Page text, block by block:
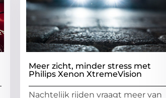
Meer zicht, minder stress met
Philips Xenon XtremeVision
Nachtelijk rijden vraagt meer van